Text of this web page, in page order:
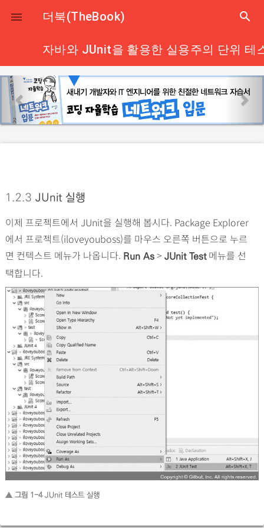
close
 더북(TheBook) search
자바와 JUnit을 활용한 실용주의 단위 테
p
r
e
s
e
1.2.3 JUnit 실행
이제 프로젝트에서 JUnit을 실행해 봅시다. Package Explorer
에서 프로젝트(iloveyouboss)를 마우스 오른쪽 버튼으로 누르
면 컨텍스트 메뉴가 나옵니다. Run As> JUnit Test메뉴를 선
택합니다.
▲ 그림 1-4JUnit 테스트 실행